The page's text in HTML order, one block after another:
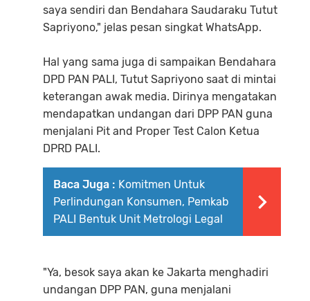
saya sendiri dan Bendahara Saudaraku Tutut
Sapriyono," jelas pesan singkat WhatsApp.
Hal yang sama juga di sampaikan Bendahara
DPD PAN PALI, Tutut Sapriyono saat di mintai
keterangan awak media. Dirinya mengatakan
mendapatkan undangan dari DPP PAN guna
menjalani Pit and Proper Test Calon Ketua
DPRD PALI.
Baca Juga : Komitmen Untuk
Perlindungan Konsumen, Pemkab
PALI Bentuk Unit Metrologi Legal
"Ya, besok saya akan ke Jakarta menghadiri
undangan DPP PAN, guna menjalani